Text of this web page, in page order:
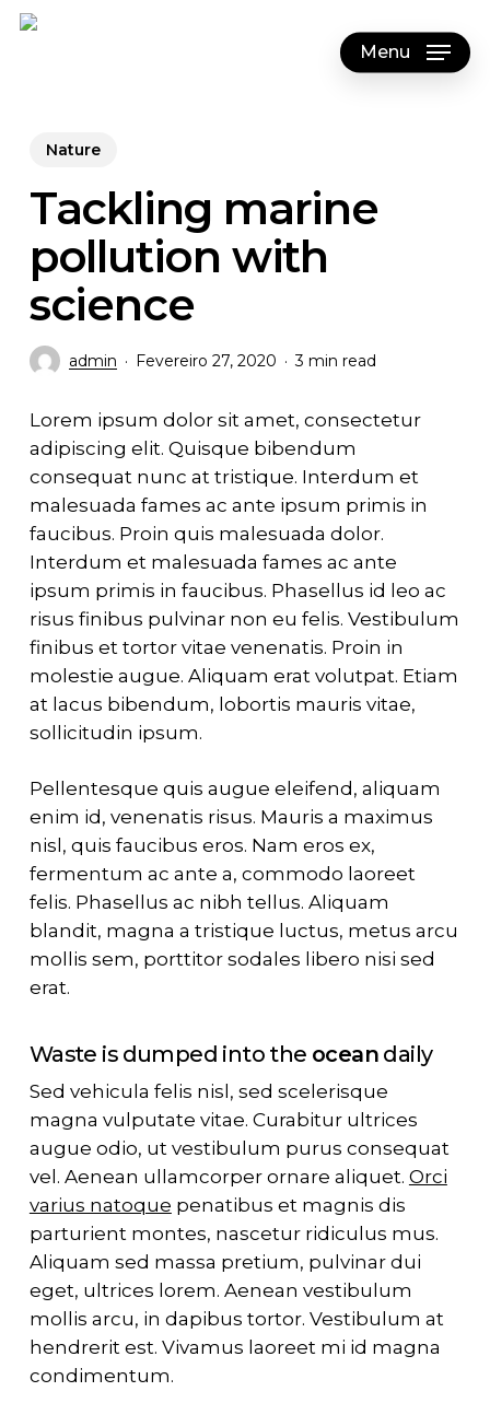
Skip
Menu
Nature
Tackling marine
pollution with
science
admin Fevereiro 27, 2020 3 min read
Lorem ipsum dolor sit amet, consectetur
adipiscing elit. Quisque bibendum
consequat nunc at tristique. Interdum et
malesuada fames ac ante ipsum primis in
faucibus. Proin quis malesuada dolor.
Interdum et malesuada fames ac ante
ipsum primis in faucibus. Phasellus id leo ac
risus finibus pulvinar non eu felis. Vestibulum
finibus et tortor vitae venenatis. Proin in
molestie augue. Aliquam erat volutpat. Etiam
at lacus bibendum, lobortis mauris vitae,
sollicitudin ipsum.
Pellentesque quis augue eleifend, aliquam
enim id, venenatis risus. Mauris a maximus
nisl, quis faucibus eros. Nam eros ex,
fermentum ac ante a, commodo laoreet
felis. Phasellus ac nibh tellus. Aliquam
blandit, magna a tristique luctus, metus arcu
mollis sem, porttitor sodales libero nisi sed
erat.
Waste is dumped into the ocean daily
Sed vehicula felis nisl, sed scelerisque
magna vulputate vitae. Curabitur ultrices
augue odio, ut vestibulum purus consequat
vel. Aenean ullamcorper ornare aliquet. Orci
varius natoque penatibus et magnis dis
parturient montes, nascetur ridiculus mus.
Aliquam sed massa pretium, pulvinar dui
eget, ultrices lorem. Aenean vestibulum
mollis arcu, in dapibus tortor. Vestibulum at
hendrerit est. Vivamus laoreet mi id magna
condimentum.